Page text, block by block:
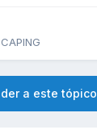
a este tópico